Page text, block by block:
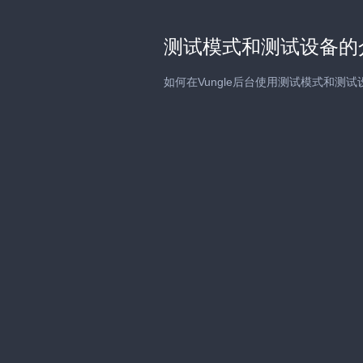
测试模式和测试设备的
如何在Vungle后台使用测试模式和测试